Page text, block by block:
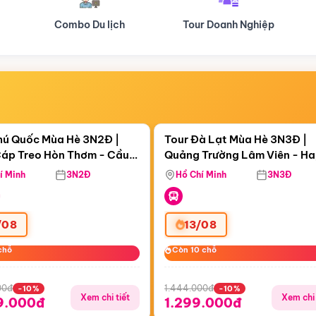
Tour Doanh Nghiệp Du lịch Hành Hương
06:41:52
Treo Hòn Thơm
Quốc Mùa Hè 3N2Đ |
Treo Hòn Thơm - Cầu
Viên Nước Aquatopia
Minh 3N2Đ
-10%
Xem chi tiết
Còn05 ngày 06:41:52
Tour Đà Lạt Mùa Hè 3N3Đ |
Quảng Trường Lâm Viên -
Hill - Puppy Farm
Hồ Chí Minh 3N3Đ
13/08
Còn 10 chỗ
Còn 10 chỗ
1.444.000đ -10%
1.299.000đ Xem